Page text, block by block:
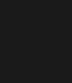
наши
по самым
проверьте